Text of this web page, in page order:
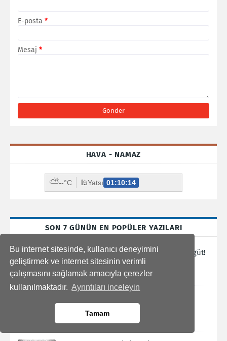
Bu internet sitesinde, kullanıcı deneyimini
geliştirmek ve internet sitesinin verimli
çalışmasını sağlamak amacıyla çerezler
kullanılmaktadır. Ayrıntıları inceleyin
Tamam
E-posta *
Mesaj *
HAVA - NAMAZ
⛅--°C 🕌Yatsı 01:10:13
SON 7 GÜNÜN EN POPÜLER YAZILARI
Gezi Parkı Eylemlerinin Arkasındaki Örgüt!
OTPOR-CANVAS
Temmuz 03, 2026
Temmuz 24, 2026